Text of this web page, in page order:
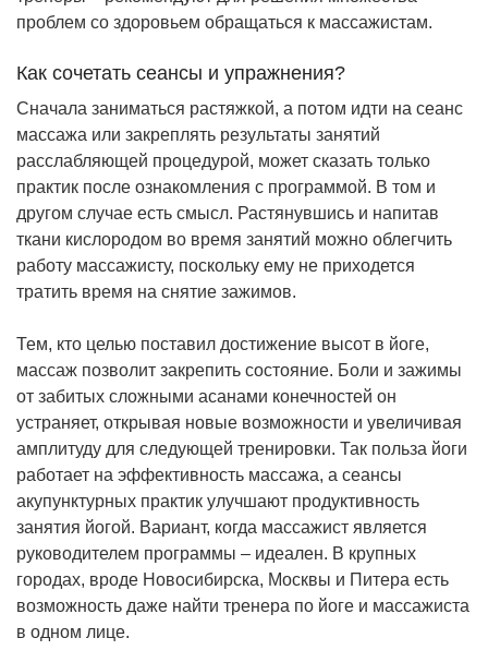
проблем со здоровьем обращаться к массажистам.
Как сочетать сеансы и упражнения?
Сначала заниматься растяжкой, а потом идти на сеанс
массажа или закреплять результаты занятий
расслабляющей процедурой, может сказать только
практик после ознакомления с программой. В том и
другом случае есть смысл. Растянувшись и напитав
ткани кислородом во время занятий можно облегчить
работу массажисту, поскольку ему не приходется
тратить время на снятие зажимов.
Тем, кто целью поставил достижение высот в йоге,
массаж позволит закрепить состояние. Боли и зажимы
от забитых сложными асанами конечностей он
устраняет, открывая новые возможности и увеличивая
амплитуду для следующей тренировки. Так польза йоги
работает на эффективность массажа, а сеансы
акупунктурных практик улучшают продуктивность
занятия йогой. Вариант, когда массажист является
руководителем программы – идеален. В крупных
городах, вроде Новосибирска, Москвы и Питера есть
возможность даже найти тренера по йоге и массажиста
в одном лице.